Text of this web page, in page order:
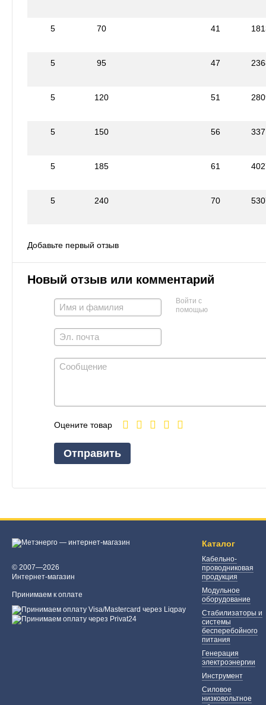
5 70 41
5 95 47
5 120 51
5 150 56
5 185 61
5 240 70
Добавьте первый отзыв
Новый отзыв или комментарий
Войти с
помощью
Оцените товар
Отправить
© 2007—2026
Интернет-магазин
Принимаем к оплате
Каталог
Кабельно-
проводниковая
продукция
Модульное
оборудование
Стабилизаторы и
системы
бесперебойного
питания
Генерация
электроэнергии
Инструмент
Силовое
низковольтное